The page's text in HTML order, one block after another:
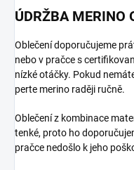
ÚDRŽBA MERINO
Oblečení doporučujeme
nebo v pračce s
nízké otáčky. Pokud
perte merino raději ručně.
Oblečení z kombinace
tenké, proto ho
pračce nedošlo k jeho